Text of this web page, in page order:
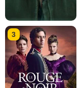
3